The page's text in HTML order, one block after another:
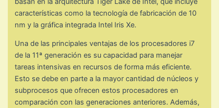
características como la tecnología de fabricación de 10
nm y la gráfica integrada Intel Iris Xe.
Una de las principales ventajas de los procesadores i7
de la 11ª generación es su capacidad para manejar
tareas intensivas en recursos de forma más eficiente.
Esto se debe en parte a la mayor cantidad de núcleos y
subprocesos que ofrecen estos procesadores en
comparación con las generaciones anteriores. Además,